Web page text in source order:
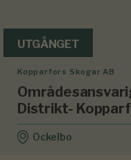
UTGÅNGET
Kopparfors Skogar AB
Distrikt-
Ockelbo